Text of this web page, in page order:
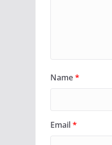
Name*
Email*